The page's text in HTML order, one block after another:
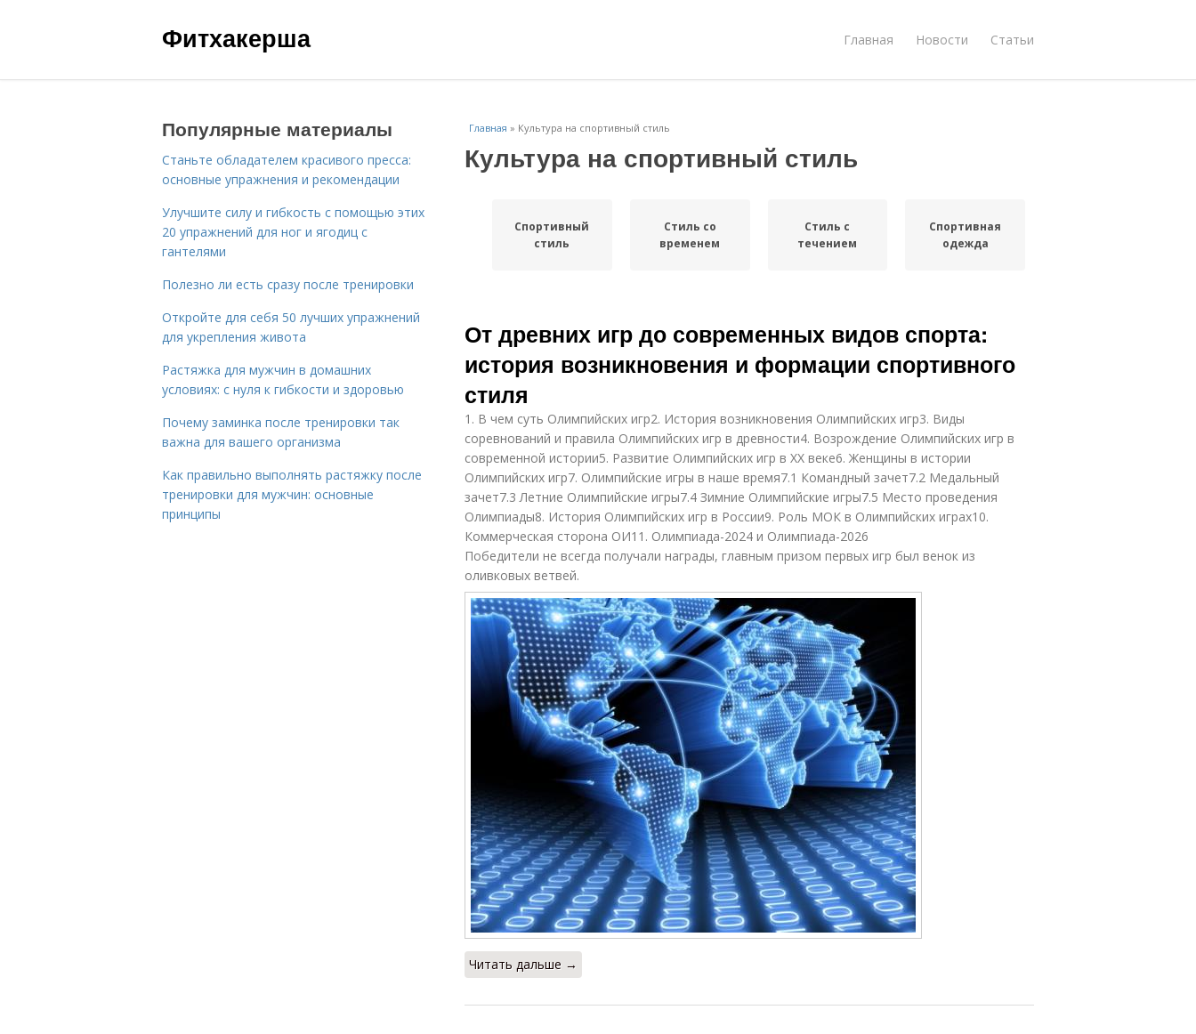
Фитхакерша Главная Новости Статьи
Главная » Культура на спортивный стиль
Культура на спортивный стиль
Спортивный
стиль
Стиль со
временем
Стиль с
течением
Спортивная
одежда
От древних игр до современных видов спорта:
история возникновения и формации спортивного
стиля
1. В чем суть Олимпийских игр2. История возникновения Олимпийских игр3. Виды
соревнований и правила Олимпийских игр в древности4. Возрождение Олимпийских игр в
современной истории5. Развитие Олимпийских игр в ХХ веке6. Женщины в истории
Олимпийских игр7. Олимпийские игры в наше время7.1 Командный зачет7.2 Медальный
зачет7.3 Летние Олимпийские игры7.4 Зимние Олимпийские игры7.5 Место проведения
Олимпиады8. История Олимпийских игр в России9. Роль МОК в Олимпийских играх10.
Коммерческая сторона ОИ11. Олимпиада-2024 и Олимпиада-2026
Победители не всегда получали награды, главным призом первых игр был венок из
оливковых ветвей.
Читать дальше →
Популярные материалы
Станьте обладателем красивого пресса:
основные упражнения и рекомендации
Улучшите силу и гибкость с помощью этих
20 упражнений для ног и ягодиц с
гантелями
Полезно ли есть сразу после тренировки
Откройте для себя 50 лучших упражнений
для укрепления живота
Растяжка для мужчин в домашних
условиях: с нуля к гибкости и здоровью
Почему заминка после тренировки так
важна для вашего организма
Как правильно выполнять растяжку после
тренировки для мужчин: основные
принципы